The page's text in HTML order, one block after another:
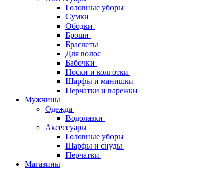
Головные уборы
Сумки
Ободки
Броши
Браслеты
Для волос
Бабочки
Носки и колготки
Шарфы и манишки
Перчатки и варежки
Мужчины
Одежда
Водолазки
Аксессуары
Головные уборы
Шарфы и снуды
Перчатки
Магазины